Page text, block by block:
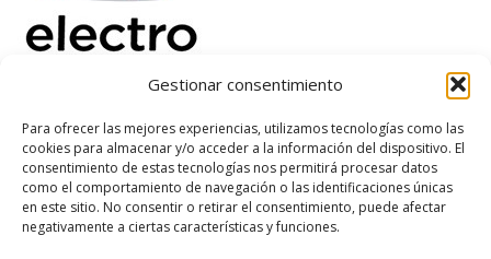
Gestionar consentimiento
Para ofrecer las mejores experiencias, utilizamos tecnologías como las
cookies para almacenar y/o acceder a la información del dispositivo. El
consentimiento de estas tecnologías nos permitirá procesar datos
como el comportamiento de navegación o las identificaciones únicas
en este sitio. No consentir o retirar el consentimiento, puede afectar
negativamente a ciertas características y funciones.
Electrorenover
Ayuda
Legal
Suscribete